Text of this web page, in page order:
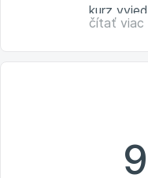
kurz
čítať viac